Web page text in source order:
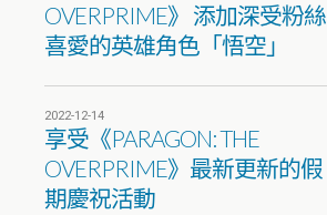
OVERPRIME》 添加深受粉絲
喜愛的英雄角色「悟空」
2022-12-14
享受《PARAGON: THE
OVERPRIME》最新更新的假
期慶祝活動